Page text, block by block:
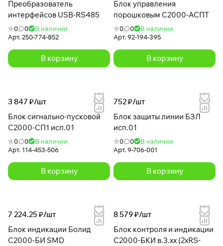
Преобразователь
интерфейсов USB-RS485
0 0
В наличии
Арт.250-774-852
В корзину
Блок управления
порошковым С2000-АСПТ
0 0
В наличии
Арт.92-194-395
В корзину
3 847 ₽/шт
Блок сигнально-пусковой
С2000-СП1 исп.01
0 0
В наличии
Арт. 114-453-506
В корзину
752 ₽/шт
Блок защиты линии БЗЛ
исп.01
0 0
В наличии
Арт.9-706-001
В корзину
7 224.25 ₽/шт
Блок индикации Болид
С2000-БИ SMD
8 579 ₽/шт
Блок контроля и индикации
С2000-БКИ в.3.хх (2xRS-